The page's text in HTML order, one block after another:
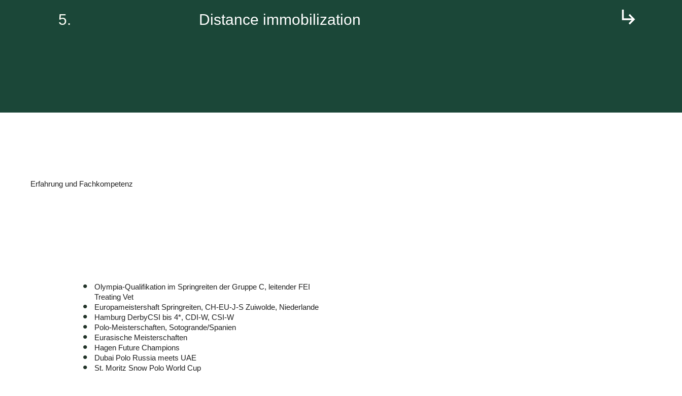
5. Distance immobilization
Erfahrung und Fachkompetenz
Olympia-Qualifikation im Springreiten der Gruppe C, leitender FEI
Treating Vet
Europameistershaft Springreiten, CH-EU-J-S Zuiwolde, Niederlande
Hamburg DerbyCSI bis 4*, CDI-W, CSI-W
Polo-Meisterschaften, Sotogrande/Spanien
Eurasische Meisterschaften
Hagen Future Champions
Dubai Polo Russia meets UAE
St. Moritz Snow Polo World Cup